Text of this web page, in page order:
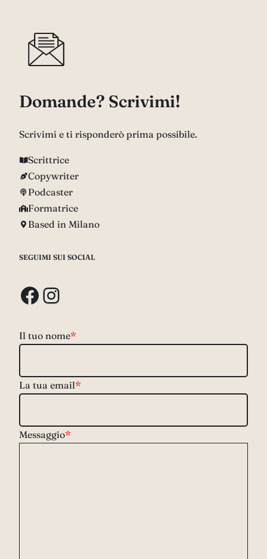
Domande? Scrivimi!
Scrivimi e ti risponderò prima possibile.
Scrittrice
Copywriter
Podcaster
Formatrice
Based in Milano
SEGUIMI SUI SOCIAL
Facebook
Instagram
Il tuo nome*
La tua email*
Messaggio*